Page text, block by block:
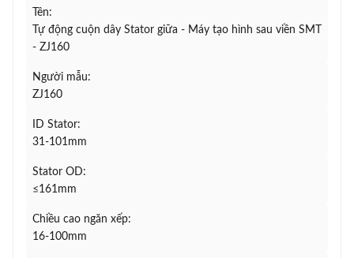
Tên:
Tự động cuộn dây Stator giữa - Máy tạo hình sau viền SMT
- ZJ160
Người mẫu:
ZJ160
ID Stator:
31-101mm
Stator OD:
≤161mm
Chiều cao ngăn xếp:
16-100mm